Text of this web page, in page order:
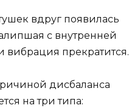
вдруг появилась
с внутренней
вибрация прекратится.
дисбаланса
на три типа: